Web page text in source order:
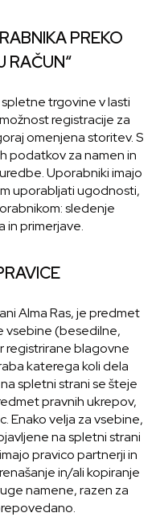
PREKO
RAČUN“
trgovine v lasti
registracije za
omenjena storitev. S
podatkov za namen in
Uporabniki imajo
uporabljati ugodnosti,
sledenje
in primerjave.
Alma Ras, je predmet
vsebine (besedilne,
registrirane blagovne
katerega koli dela
spletni strani se šteje
pravnih ukrepov,
Enako velja za vsebine,
na spletni strani
pravico partnerji in
in/ali kopiranje
namene, razen za